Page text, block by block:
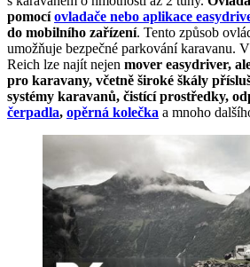
pomocíovladače nebo aplikace
do mobilního zařízení. Tento způsob
umožňuje bezpečné parkování karavanu.
Reich lze najít nejen mover easydriver,
pro karavany, včetně široké škály
systémy karavanů, čistící prostředky,
čerpadla, opěrná kolečka a mnoho